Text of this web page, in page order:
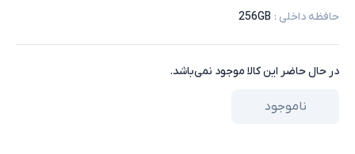
حافظه داخلی :
256GB
در حال حاضر این کالا موجود نمی‌باشد.
ناموجود